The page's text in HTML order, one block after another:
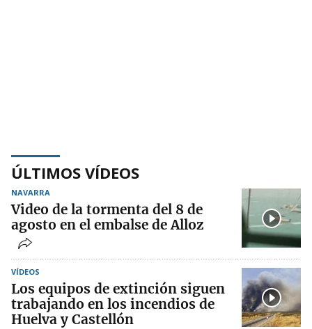
ÚLTIMOS VÍDEOS
NAVARRA
Video de la tormenta del 8 de
agosto en el embalse de Alloz
VÍDEOS
Los equipos de extinción siguen
trabajando en los incendios de
Huelva y Castellón